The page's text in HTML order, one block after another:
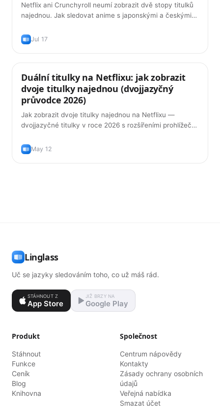
Netflix ani Crunchyroll neumí zobrazit dvě stopy titulků
najednou. Jak sledovat anime s japonskými a českými
Jul 17
Tipy
Duální titulky na Netflixu: jak zobrazit
dvoje titulky najednou (dvojjazyčný
průvodce 2026)
Jak zobrazit dvoje titulky najednou na Netflixu —
dvojjazyčné titulky v roce 2026 s rozšířeními prohlížeče,
jazyk skutečně naučili.
May 12
Linglass
Uč se jazyky sledováním toho, co už máš rád.
STÁHNOUT Z
App Store
JIŽ BRZY NA
Google Play
Produkt
Stáhnout
Funkce
Ceník
Blog
Knihovna
Společnost
Centrum nápovědy
Kontakty
Zásady ochrany osobních
údajů
Veřejná nabídka
Smazat účet